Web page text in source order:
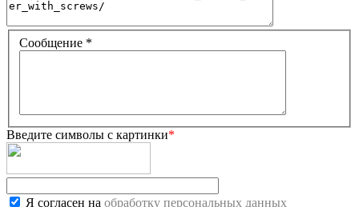
Сообщение *
Введите символы с картинки*
Я согласен на обработку персональных данных